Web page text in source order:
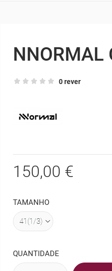
NNORMAL
0 rever
150,00 €
TAMANHO
QUANTIDADE